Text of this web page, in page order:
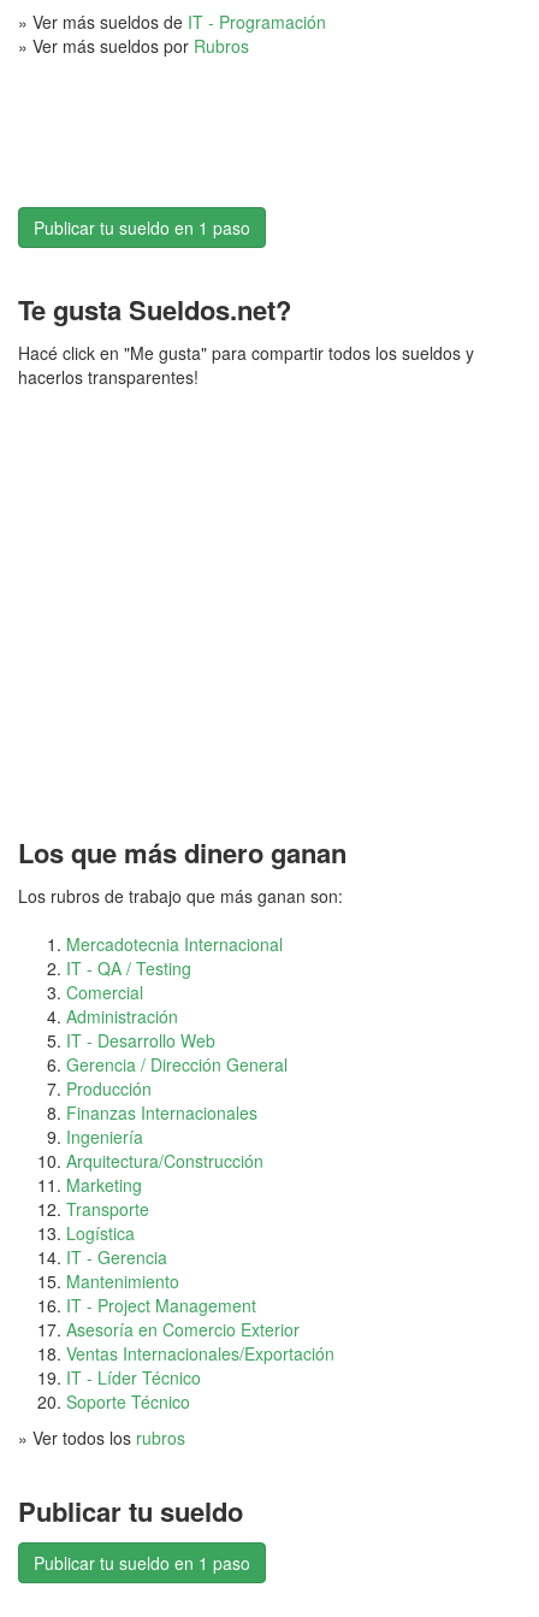
» Ver más sueldos de IT - Programación
» Ver más sueldos por Rubros
Publicar tu sueldo en 1 paso
Te gusta Sueldos.net?
Hacé click en "Me gusta" para compartir todos los sueldos y
hacerlos transparentes!
Los que más dinero ganan
Los rubros de trabajo que más ganan son:
Mercadotecnia Internacional
IT - QA / Testing
Comercial
Administración
IT - Desarrollo Web
Gerencia / Dirección General
Producción
Finanzas Internacionales
Ingeniería
Arquitectura/Construcción
Marketing
Transporte
Logística
IT - Gerencia
Mantenimiento
IT - Project Management
Asesoría en Comercio Exterior
Ventas Internacionales/Exportación
IT - Líder Técnico
Soporte Técnico
» Ver todos los rubros
Publicar tu sueldo
Publicar tu sueldo en 1 paso